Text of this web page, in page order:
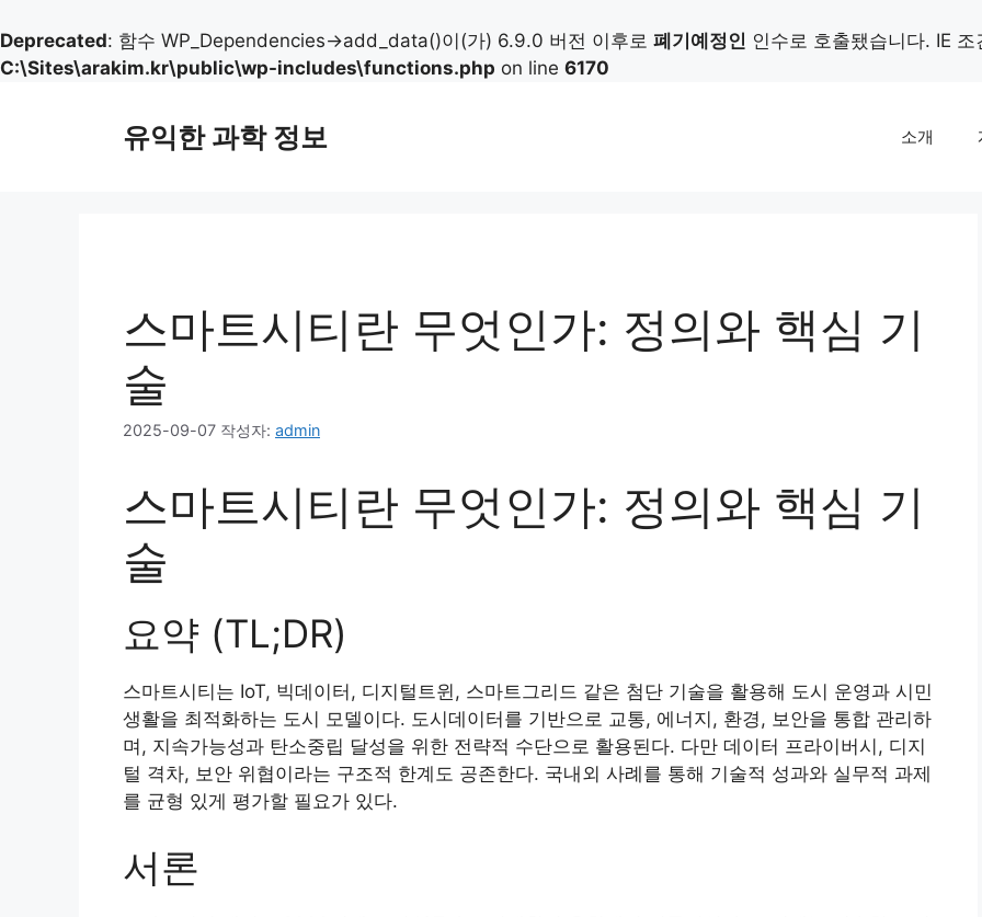
Deprecated: 함수 WP_Dependencies->add_data()이(가) 6.9.0 버전 이후로 폐기예정인 인수로 호출됐습니다. IE
C:\Sites\arakim.kr\public\wp-includes\functions.php on line 6170
유익한 과학 정보 소개
스마트시티란 무엇인가: 정의와 핵심 기
술
2025-09-07 작성자: admin
스마트시티란 무엇인가: 정의와 핵심 기
술
요약 (TL;DR)
스마트시티는 IoT, 빅데이터, 디지털트윈, 스마트그리드 같은 첨단 기술을 활용해 도시 운영과 시민
생활을 최적화하는 도시 모델이다. 도시데이터를 기반으로 교통, 에너지, 환경, 보안을 통합 관리하
며, 지속가능성과 탄소중립 달성을 위한 전략적 수단으로 활용된다. 다만 데이터 프라이버시, 디지
털 격차, 보안 위협이라는 구조적 한계도 공존한다. 국내외 사례를 통해 기술적 성과와 실무적 과제
를 균형 있게 평가할 필요가 있다.
서론